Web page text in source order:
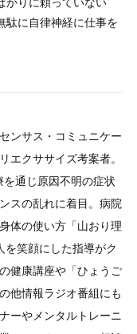
駄に自律神経に仕事を
ンサス・コミュニケー
エクササイズ考案者。
通じ原因不明の症状
スの乱れに着目。病院
体の使い方「山おり理
笑顔にした指導がク
健康講座や「ひょうご
他情報ラジオ番組にも
ーやメンタルトレーニ